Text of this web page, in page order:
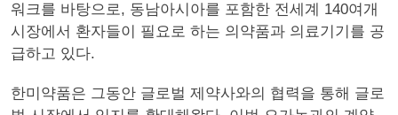
워크를 바탕으로, 동남아시아를 포함한 전세계 140여개
시장에서 환자들이 필요로 하는 의약품과 의료기기를 공
급하고 있다.
한미약품은 그동안 글로벌 제약사와의 협력을 통해 글로